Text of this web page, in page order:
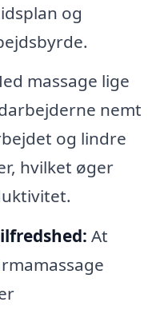
og
massage lige
nemt
og lindre
hvilket øger
At